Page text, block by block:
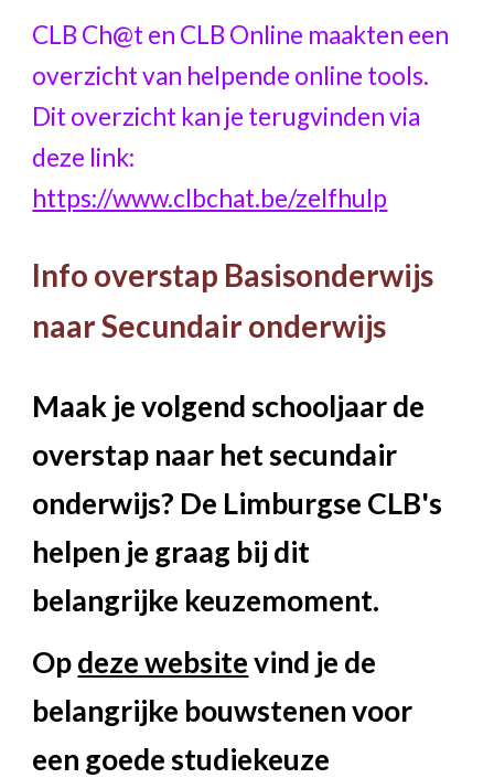
CLB Ch@t en CLB Online maakten een
overzicht van helpende online tools.
Dit overzicht kan je terugvinden via
deze link:
https://www.clbchat.be/zelfhulp
Info overstap Basisonderwijs
naar Secundair onderwijs
Maak je volgend schooljaar de
overstap naar het secundair
onderwijs? De Limburgse CLB's
helpen je graag bij dit
belangrijke keuzemoment.
Opdeze websitevind je de
belangrijke bouwstenen voor
een goede studiekeuze